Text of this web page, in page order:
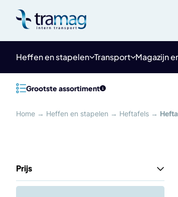
content
Heffen en stapelen Transport Magazijn
Grootste assortiment
Home → Heffen en stapelen → Heftafels →
Prijs